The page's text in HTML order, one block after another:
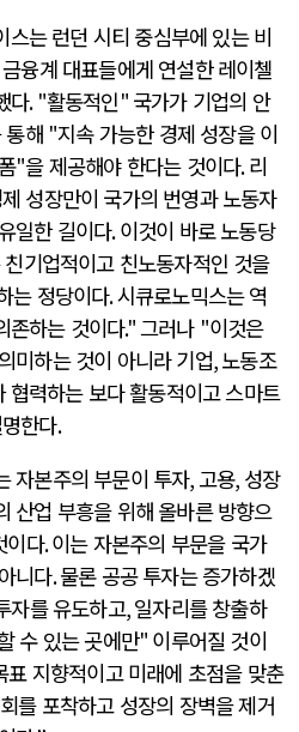
스는 런던 시티 중심부에 있는 비
융계 대표들에게 연설한 레이첼
다. "활동적인" 국가가 기업의 안
통해 "지속 가능한 경제 성장을 이
"을 제공해야 한다는 것이다.리
성장만이 국가의 번영과 노동자
일한 길이다.이것이 바로 노동당
친기업적이고 친노동자적인 것을
는 정당이다.시큐로노믹스는 역
존하는 것이다."그러나 "이것은
미하는 것이 아니라 기업,노동조
협력하는 보다 활동적이고 스마트
한다.
자본주의 부문이 투자, 고용, 성장
산업 부흥을 위해 올바른 방향으
이다.이는 자본주의 부문을 국가
니다.물론 공공 투자는 증가하겠
자를 유도하고,일자리를 창출하
수 있는 곳에만" 이루어질 것이
표 지향적이고 미래에 초점을 맞춘
를 포착하고 성장의 장벽을 제거